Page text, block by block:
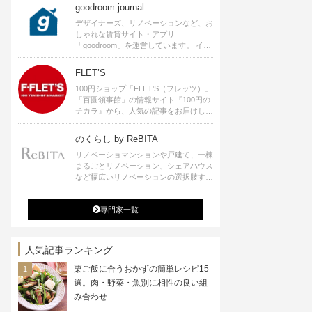
goodroom journal
デザイナーズ、リノベーションなど、お
しゃれな賃貸サイト・アプリ
「goodroom」を運営しています。 イン
テリアや、ひとり暮らし、ふたり暮らし
のアイディアなど、賃貸でも自分らしい
暮らしを楽しむためのヒントをお届けし
ます。
FLET’S
100円ショップ「FLET’S（フレッツ）」
「百圓領事館」の情報サイト『100円の
チカラ』から、人気の記事をお届けしま
す。
のくらし by ReBITA
リノベーショマンションや戸建て、一棟
まるごとリノベーション、シェアハウス
など幅広いリノベーションの選択肢すべ
ジ・シェアスペースなど、「住む」だけ
ではなく「働く」「遊ぶ」「学ぶ」「旅
する」といった領域でも、暮らしや生き
専門家一覧
人気記事ランキング
栗ご飯に合うおかずの簡単レシピ15
選。肉・野菜・魚別に相性の良い組
み合わせ